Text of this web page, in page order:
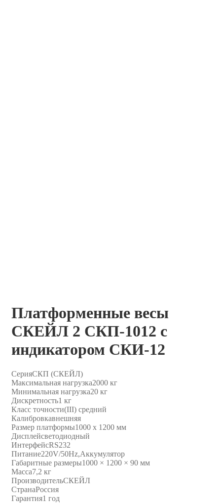
Платформенные весы
СКЕЙЛ 2 СКП-1012 с
индикатором СКИ-12
СерияСКП (СКЕЙЛ)
Максимальная нагрузка2000 кг
Минимальная нагрузка20 кг
Дискретность1 кг
Класс точности(III) средний
Калибровкавнешняя
Размер платформы1000 х 1200 мм
Дисплейсветодиодный
ИнтерфейсRS232
Питание220V/50Hz,Аккумулятор
Габаритные размеры1000 × 1200 × 90 мм
Масса7,2 кг
ПроизводительСКЕЙЛ
СтранаРоссия
Гарантия1 год